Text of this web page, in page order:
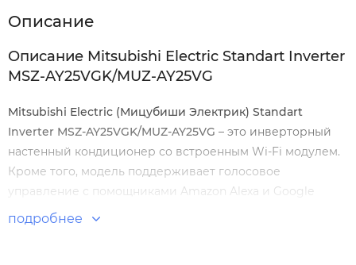
Описание
Описание Mitsubishi Electric Standart Inverter
MSZ-AY25VGK/MUZ-AY25VG
Mitsubishi Electric (Мицубиши Электрик) Standart
Inverter MSZ-AY25VGK/MUZ-AY25VG – это инверторный
настенный кондиционер со встроенным Wi-Fi модулем.
Кроме того, модель поддерживает голосовое
управление с помощниками Amazon Alexa и Google
Assistant. Опционально можно установить
подробнее